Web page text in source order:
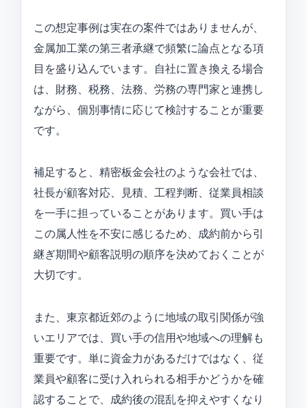
この想定事例は実在の案件ではありませんが、
金属加工業の第三者承継で頻繁に論点となる項
目を盛り込んでいます。自社に置き換える場合
は、財務、税務、法務、労務の専門家と連携し
ながら、個別事情に応じて検討することが重要
です。
補足すると、精密板金会社のような会社では、
社長が顧客対応、見積、工程判断、従業員相談
を一手に担っていることがあります。買い手は
この属人性を不安に感じるため、成約前から引
継ぎ期間や顧客説明の順序を決めておくことが
大切です。
また、東京都近郊のように地域の取引関係が強
いエリアでは、買い手の信用や地域への理解も
重要です。単に資金力があるだけではなく、従
業員や顧客に受け入れられる相手かどうかを確
認することで、成約後の混乱を抑えやすくなり